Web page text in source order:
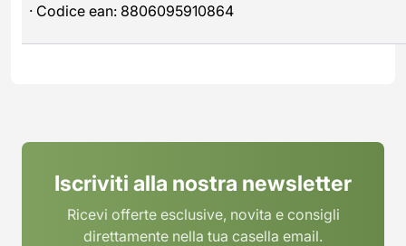
· Codice ean: 8806095910864
Iscriviti alla nostra newsletter
Ricevi offerte esclusive, novita e consigli
direttamente nella tua casella email.